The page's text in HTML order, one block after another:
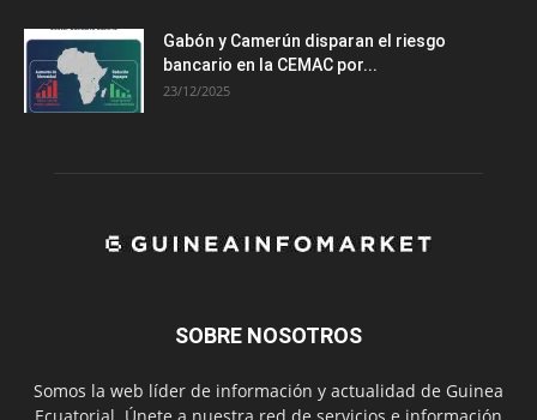
Gabón y Camerún disparan el riesgo
bancario en la CEMAC por...
23/12/2025
SOBRE NOSOTROS
Somos la web líder de información y actualidad de Guinea